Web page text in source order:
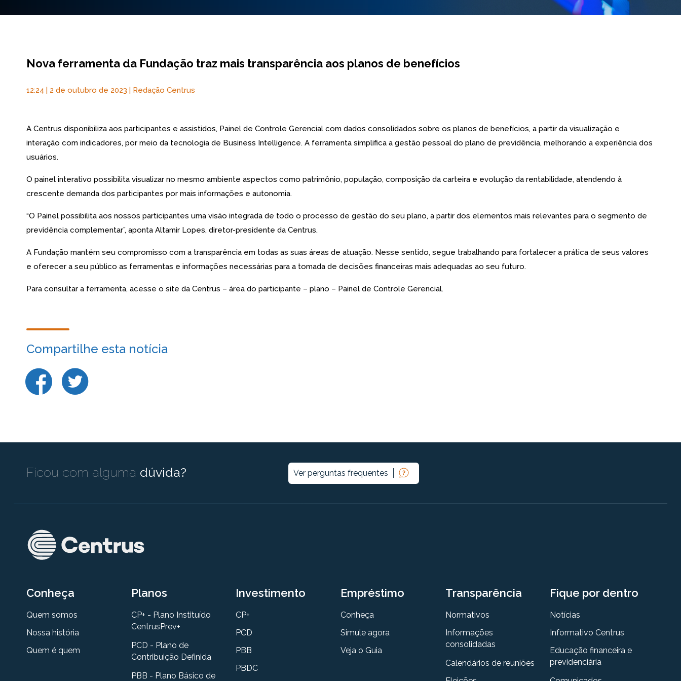
Nova ferramenta da Fundação traz mais transparência aos planos de benefícios
12:24 | 2 de outubro de 2023 | Redação Centrus
A Centrus disponibiliza aos participantes e assistidos, Painel de Controle Gerencial com dados consolidados sobre os planos de benefícios, a partir da visualização e
interação com indicadores, por meio da tecnologia de Business Intelligence. A ferramenta simplifica a gestão pessoal do plano de previdência, melhorando a experiência dos
usuários.
O painel interativo possibilita visualizar no mesmo ambiente aspectos como patrimônio, população, composição da carteira e evolução da rentabilidade, atendendo à
crescente demanda dos participantes por mais informações e autonomia.
“O Painel possibilita aos nossos participantes uma visão integrada de todo o processo de gestão do seu plano, a partir dos elementos mais relevantes para o segmento de
previdência complementar”, aponta Altamir Lopes, diretor-presidente da Centrus.
A Fundação mantém seu compromisso com a transparência em todas as suas áreas de atuação. Nesse sentido, segue trabalhando para fortalecer a prática de seus valores
e oferecer a seu público as ferramentas e informações necessárias para a tomada de decisões financeiras mais adequadas ao seu futuro.
Para consultar a ferramenta, acesse o site da Centrus – área do participante – plano – Painel de Controle Gerencial.
Compartilhe esta notícia
Ficou com alguma dúvida? Ver perguntas frequentes
Conheça
Quem somos
Nossa história
Quem é quem
Planos
CP+ - Plano Instituído
CentrusPrev+
PCD - Plano de
Contribuição Definida
PBB - Plano Básico de
Investimento
CP+
PCD
PBB
PBDC
Empréstimo
Conheça
Simule agora
Veja o Guia
Transparência
Normativos
Informações
consolidadas
Calendários de reuniões
Fique por dentro
Notícias
Informativo Centrus
Educação financeira e
previdenciária